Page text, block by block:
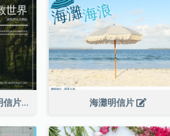
深綠色森林照片地球日明信片 海灘明信片